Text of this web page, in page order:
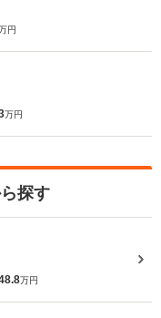
円
万円
探す
万円